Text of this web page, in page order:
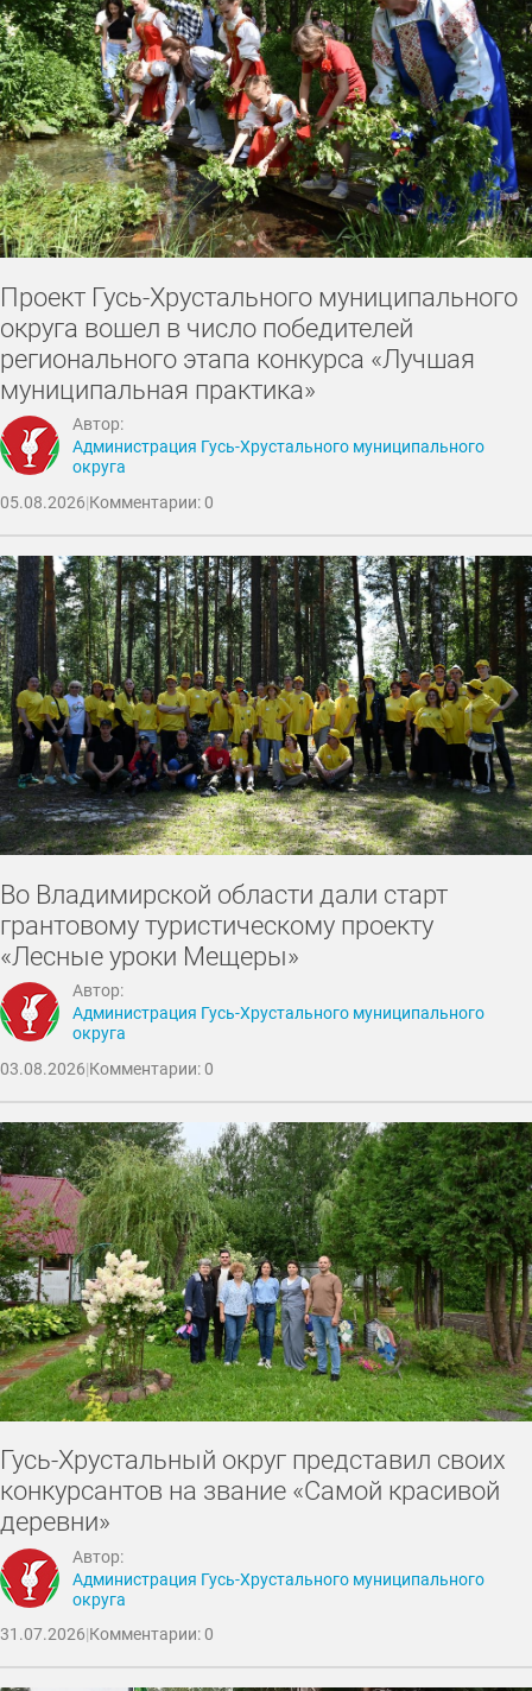
лица
наука животные юмор
Проект Гусь-Хрустального муниципального
округа вошел в число победителей
регионального этапа конкурса «Лучшая
муниципальная практика»
Автор:
Администрация Гусь-Хрустального муниципального
округа
05.08.2026|Комментарии: 0
Во Владимирской области дали старт
грантовому туристическому проекту
«Лесные уроки Мещеры»
Автор:
Администрация Гусь-Хрустального муниципального
округа
03.08.2026|Комментарии: 0
Гусь-Хрустальный округ представил своих
конкурсантов на звание «Самой красивой
деревни»
Автор:
Администрация Гусь-Хрустального муниципального
округа
31.07.2026 Комментарии: 0